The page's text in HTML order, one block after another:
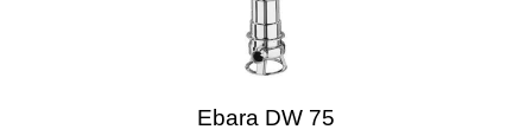
Ebara DW 75